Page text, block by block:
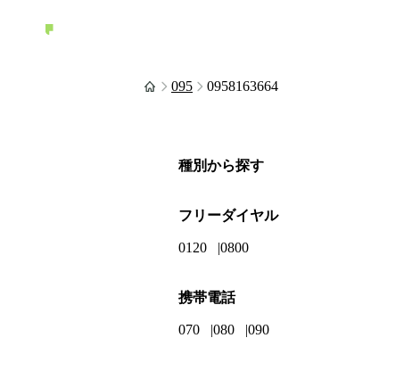
095 0958163664
種別から探す
フリーダイヤル
0120 0800
携帯電話
070 080 090